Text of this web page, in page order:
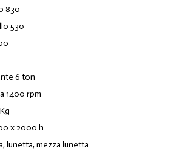
830
530
6 ton
1400 rpm
x 2000 h
lunetta, mezza lunetta